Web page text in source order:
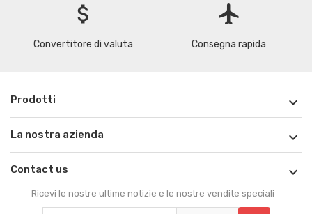
attach_money
Convertitore di valuta
flight
Consegna rapida
Prodotti 
La nostra azienda 
Contact us 
Ricevi le nostre ultime notizie e le nostre vendite speciali